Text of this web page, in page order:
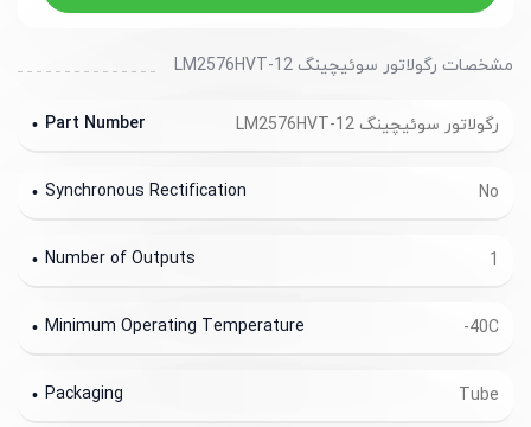
مشخصات رگولاتور سوئیچینگ LM2576HVT-12
رگولاتور سوئیچینگ LM2576HVT-12 Part Number
No
Synchronous Rectification
1
Number of Outputs
-40C
Minimum Operating Temperature
Tube
Packaging